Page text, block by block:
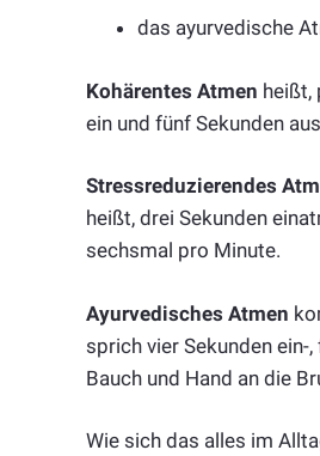
das ayurvedische
Kohärentes Atmen heißt,
ein und fünf Sekunden
Stressreduzierendes
heißt, drei Sekunden
sechsmal pro Minute.
Ayurvedisches Atmen
sprich vier Sekunden ein-
Bauch und Hand an die
Wie sich das alles im